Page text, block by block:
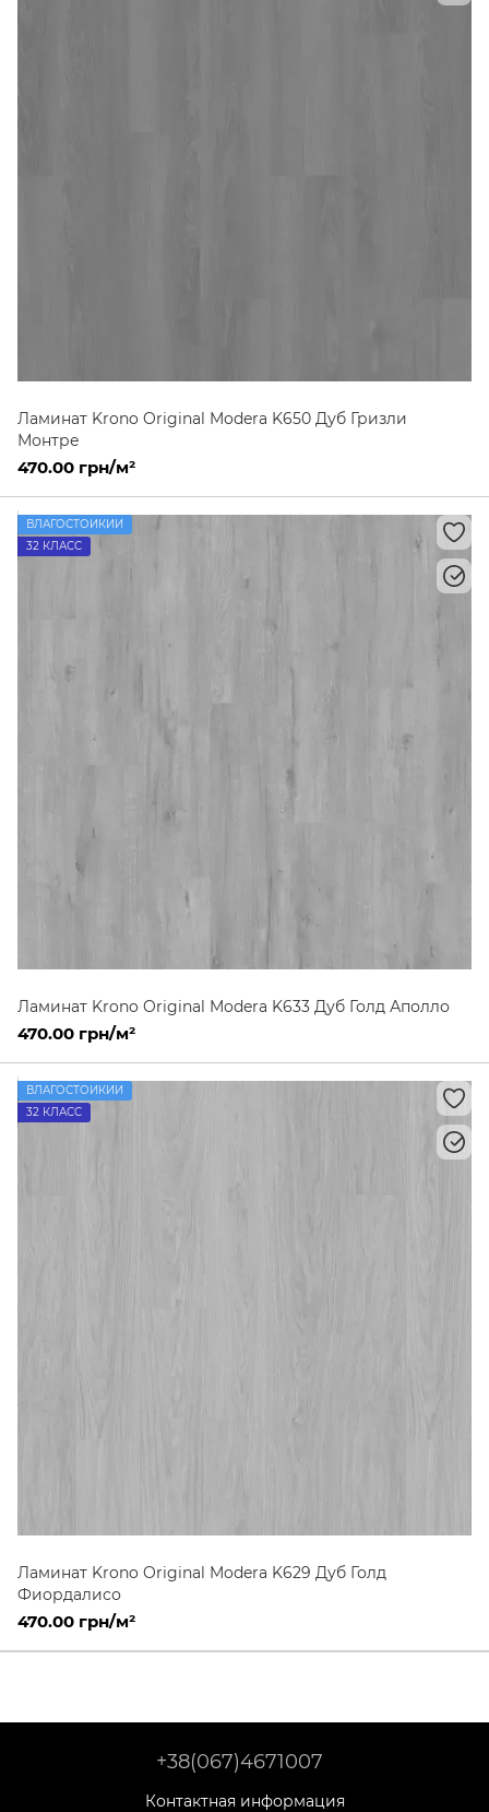
Ламинат Krono Original Modera K650 Дуб Гризли
Монтре
470.00 грн/м²
ВЛАГОСТОЙКИЙ
32 КЛАСС
Ламинат Krono Original Modera K633 Дуб Голд Аполло
470.00 грн/м²
ВЛАГОСТОЙКИЙ
32 КЛАСС
Ламинат Krono Original Modera K629 Дуб Голд
Фиордалисо
470.00 грн/м²
+38(067)4671007
Контактная информация